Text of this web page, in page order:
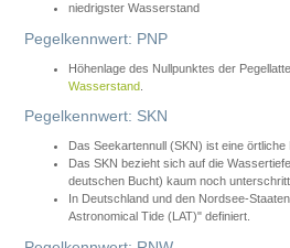
niedrigster Wasserstand
Pegelkennwert: PNP
Höhenlage des Nullpunktes der
Wasserstand
Pegelkennwert: SKN
Das Seekartennull (SKN) ist eine
Das SKN bezieht sich auf die
deutschen Bucht) kaum noch
In Deutschland und den Nordsee-
Astronomical Tide (LAT)" definiert.